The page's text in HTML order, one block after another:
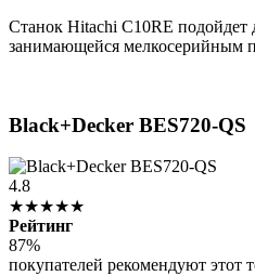
Станок Hitachi C10RE подойдет
занимающейся мелкосерийным
Black+Decker BES720-QS
4.8
★★★★★
Рейтинг
87%
покупателей рекомендуют этот